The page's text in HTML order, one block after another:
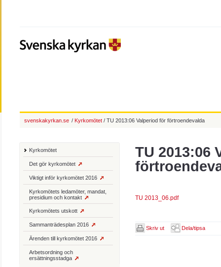
TU 2013:06
TU 2013_06.pdf
Skriv ut Dela/tipsa
Kyrkomötet
Det gör kyrkomötet
Viktigt inför kyrkomötet 2016
Kyrkomötets ledamöter, mandat,
presidium och kontakt
Kyrkomötets utskott
Sammanträdesplan 2016
Ärenden till kyrkomötet 2016
Arbetsordning och
ersättningsstadga
svenskakyrkan.se / Kyrkomötet / TU 2013:06 Valperiod för förtroendevalda